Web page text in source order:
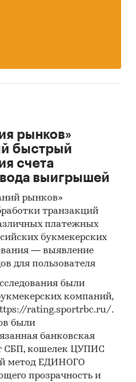
рынков»
быстрый
счета
выигрышей
рынков»
транзакций
платежных
букмекерских
— выявление
для пользователя
были
компаний,
rating.sportrbc.ru/.
были
банковская
СБП, кошелек ЦУПИС
метод ЕДИНОГО
прозрачность и